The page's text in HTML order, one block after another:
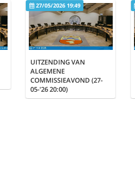
27/05/2026 19:49
UITZENDING VAN
ALGEMENE
COMMISSIEAVOND (27-
05-'26 20:00)